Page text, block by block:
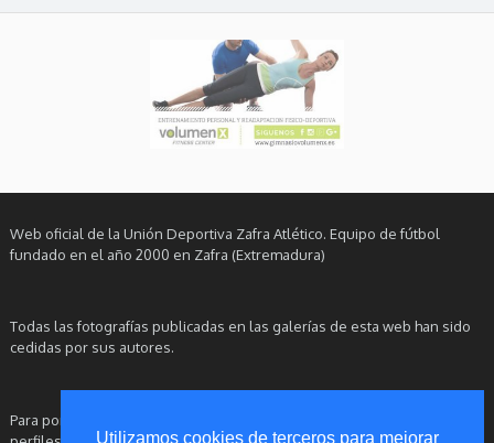
Utilizamos cookies de terceros para mejorar
Web oficial de la Unión Deportiva Zafra Atlético. Equipo de fútbol
fundado en el año 2000 en Zafra (Extremadura)
Todas las fotografías publicadas en las galerías de esta web han sido
cedidas por sus autores.
Para ponerse en contacto con este Club, le rogamos utilice nuestros